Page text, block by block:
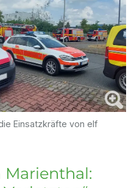
Einsatzkräfte von elf